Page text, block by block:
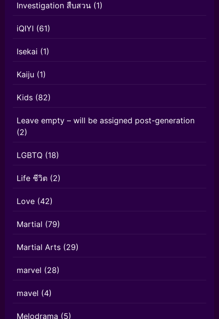
Investigation สืบสวน (1)
iQIYI (61)
Isekai (1)
Kaiju (1)
Kids (82)
Leave empty – will be assigned post-generation
(2)
LGBTQ (18)
Life ชีวิต (2)
Love (42)
Martial (79)
Martial Arts (29)
marvel (28)
mavel (4)
Melodrama (5)